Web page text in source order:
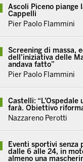
Ascoli Piceno piange
Cappelli
Pier Paolo Flammini
Screening di massa,
dell’iniziativa delle
andava fatto”
Pier Paolo Flammini
Castelli:
farà. Obiettivo
Nazzareno Perotti
Eventi sportivi senza
dalle 6 alle 24, in
almeno una